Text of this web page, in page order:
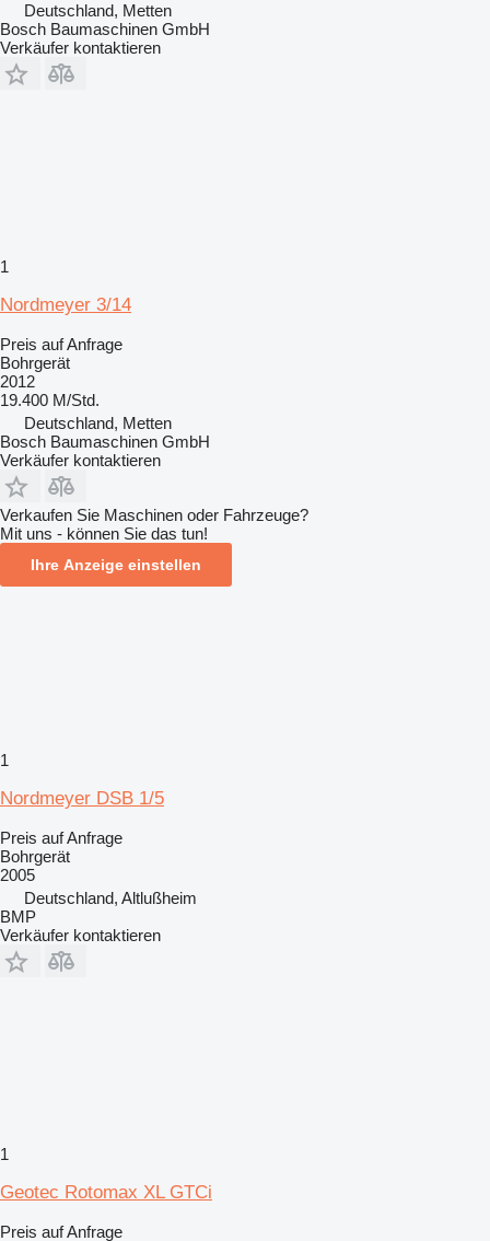
Deutschland, Metten
Bosch Baumaschinen GmbH
Verkäufer kontaktieren
1
Nordmeyer 3/14
Preis auf Anfrage
Bohrgerät
2012
19.400 M/Std.
Deutschland, Metten
Bosch Baumaschinen GmbH
Verkäufer kontaktieren
Verkaufen Sie Maschinen oder Fahrzeuge?
Mit uns - können Sie das tun!
Ihre Anzeige einstellen
1
Nordmeyer DSB 1/5
Preis auf Anfrage
Bohrgerät
2005
Deutschland, Altlußheim
BMP
Verkäufer kontaktieren
1
Geotec Rotomax XL GTCi
Preis auf Anfrage